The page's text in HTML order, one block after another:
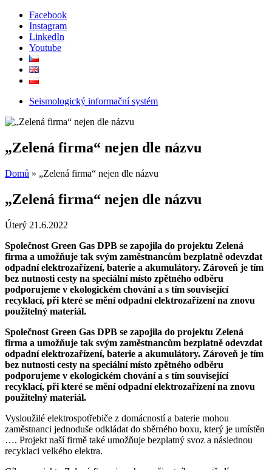
Facebook
Instagram
LinkedIn
Youtube
Seismologický informační systém
„Zelená firma“ nejen dle názvu
Domů » „Zelená firma“ nejen dle názvu
„Zelená firma“ nejen dle názvu
Úterý 21.6.2022
Společnost Green Gas DPB se zapojila do projektu Zelená
firma a umožňuje tak svým zaměstnancům bezplatně odevzdat
odpadní elektrozařízení, baterie a akumulátory. Zároveň je tím
bez nutnosti cesty na speciální místo zpětného odběru
podporujeme v ekologickém chování a s tím související
recyklací, při které se mění odpadní elektrozařízení na znovu
použitelný materiál.
Společnost Green Gas DPB se zapojila do projektu Zelená
firma a umožňuje tak svým zaměstnancům bezplatně odevzdat
odpadní elektrozařízení, baterie a akumulátory. Zároveň je tím
bez nutnosti cesty na speciální místo zpětného odběru
podporujeme v ekologickém chování a s tím související
recyklací, při které se mění odpadní elektrozařízení na znovu
použitelný materiál.
Vysloužilé elektrospotřebiče z domácností a baterie mohou
zaměstnanci jednoduše odkládat do sběrného boxu, který je umístěn
…. Projekt naší firmě také umožňuje bezplatný svoz a následnou
recyklaci velkého elektra.